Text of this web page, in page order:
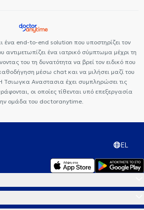
ένα end-to-end solution που υποστηρίζει τον
αντιμετωπίζει ένα ιατρικό σύμπτωμα μέχρι τη
του τη δυνατότητα να βρεί τον ειδικό που
μέσω chat και να μιλήσει μαζί του
Τσιωγκα Αναστασια έχει συμπληρώσει τις
οι οποίες τίθενται υπό επεξεργασία
ομάδα του doctoranytime.
EL